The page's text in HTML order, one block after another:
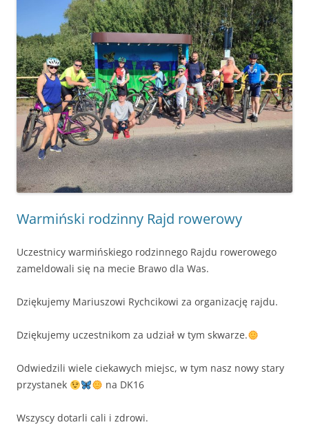
Warmiński rodzinny Rajd rowerowy
Uczestnicy warmińskiego rodzinnego Rajdu rowerowego
zameldowali się na mecie Brawo dla Was.
Dziękujemy Mariuszowi Rychcikowi za organizację rajdu.
Dziękujemy uczestnikom za udział w tym skwarze.
Odwiedzili wiele ciekawych miejsc, w tym nasz nowy stary
przystanek
na DK16
Wszyscy dotarli cali i zdrowi.